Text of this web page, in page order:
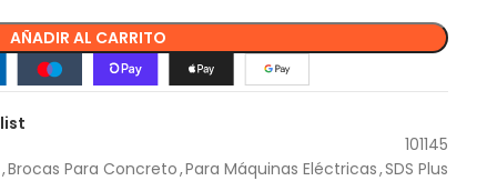
AÑADIR AL CARRITO
101145
,Brocas Para Concreto,Para Máquinas Eléctricas,SDS Plus